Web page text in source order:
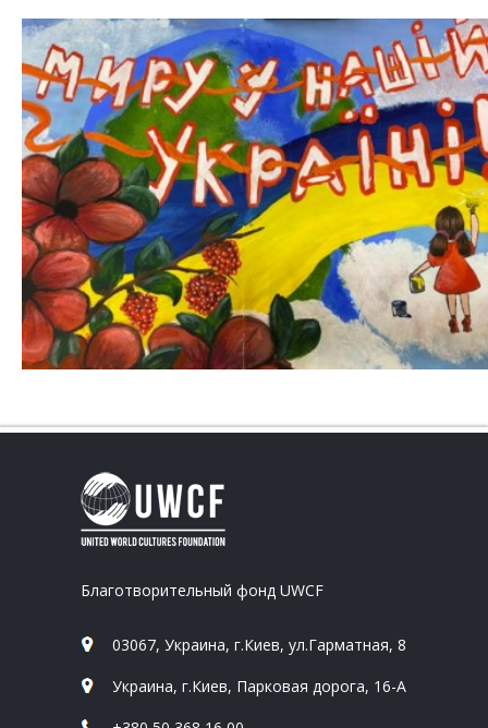
Благотворительный фонд UWCF
03067, Украина, г.Киев, ул.Гарматная, 8
Украина, г.Киев, Парковая дорога, 16-А